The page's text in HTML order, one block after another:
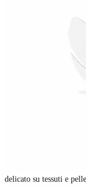
delicato su tessuti e pelle